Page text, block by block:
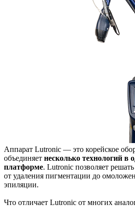
Аппарат Lutronic — это корейское
объединяет несколько технологий в
платформе. Lutronic позволяет
от удаления пигментации до
эпиляции.
Что отличает Lutronic от многих